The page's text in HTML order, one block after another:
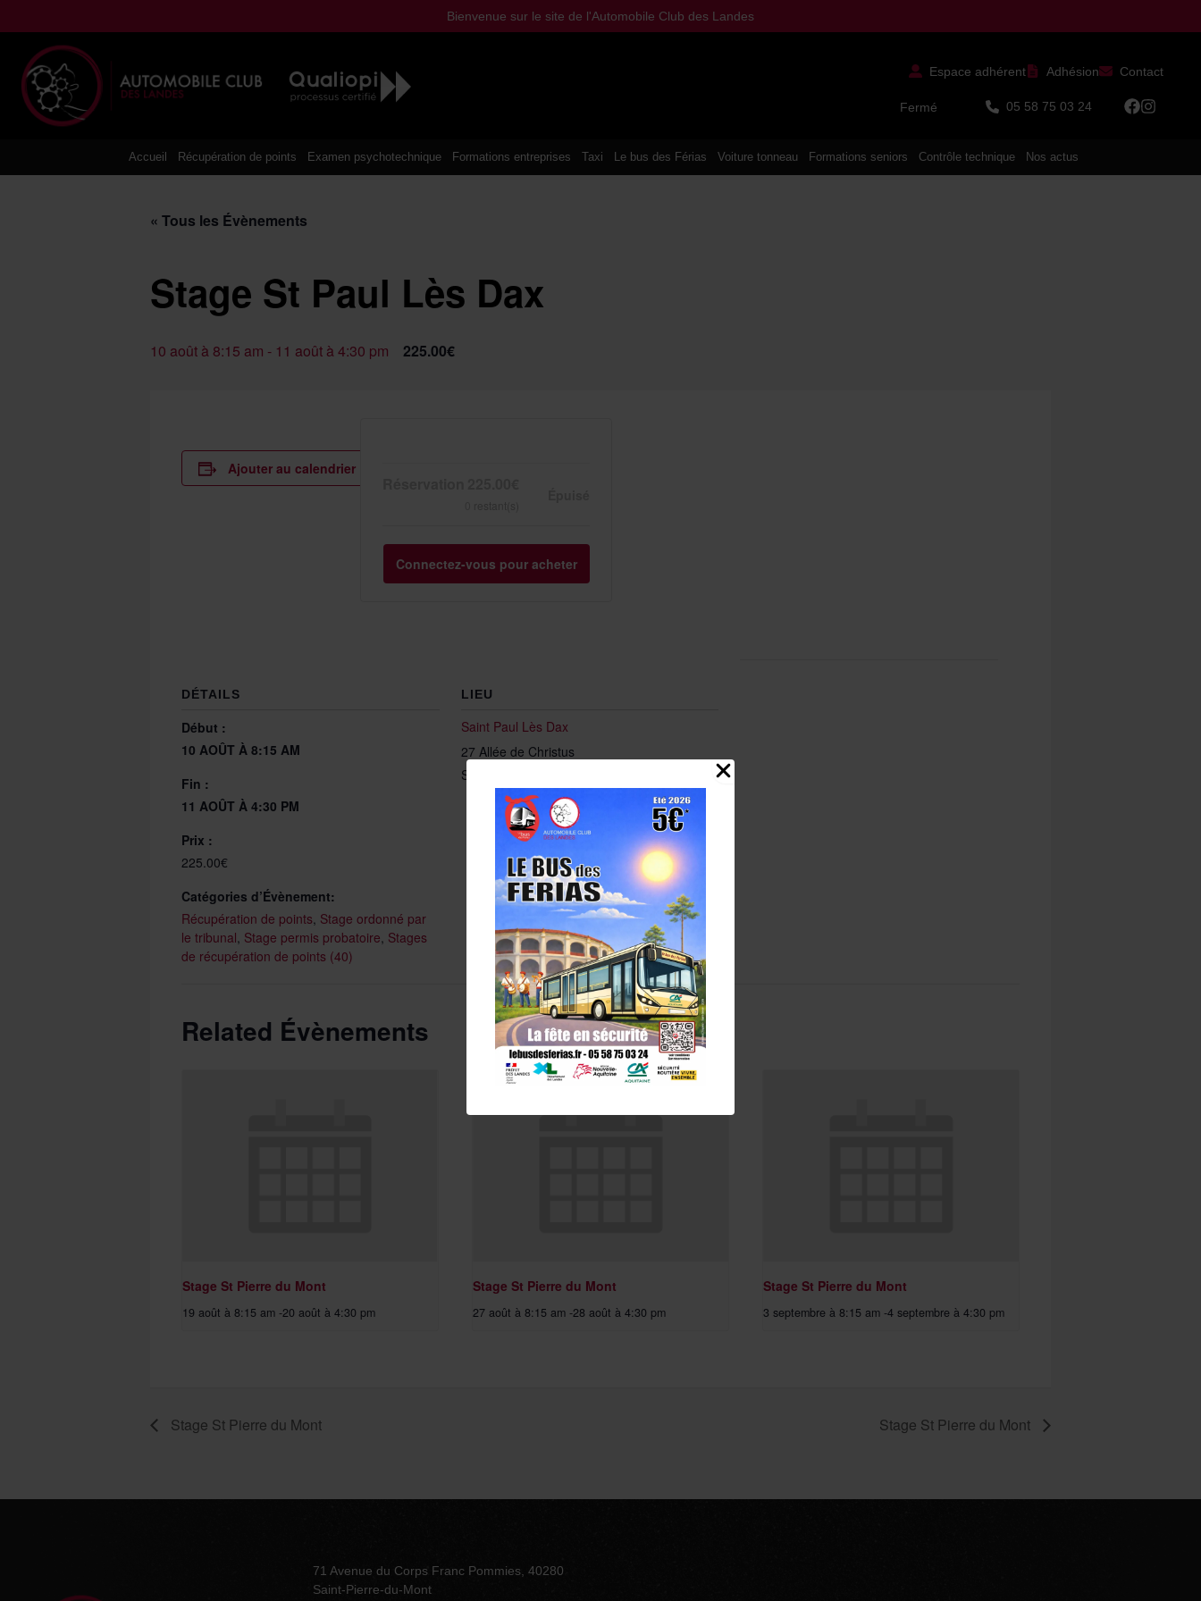
Bienvenue sur le site de l'Automobile Club des Landes
Espace adhérent Adhésion Contact
Fermé 05 58 75 03 24
Accueil Récupération de points Examen psychotechnique Formations entreprises Taxi Le bus des Férias Voiture tonneau Formations seniors Contrôle technique Nos actus
« Tous les Évènements
Stage St Paul Lès Dax
10 août à 8:15 am - 11 août à 4:30 pm 225.00€
Ajouter au calendrier
DÉTAILS
Début :
10 AOÛT À 8:15 AM
Fin :
11 AOÛT À 4:30 PM
Prix :
225.00€
Catégories d’Évènement:
Récupération de points, Stage ordonné par
le tribunal, Stage permis probatoire, Stages
de récupération de points (40)
LIEU
Saint Paul Lès Dax
27 Allée de Christus
Saint Paul Lès Dax
Connectez-vous pour acheter
Related Évènements
Stage St Pierre du Mont
19 août à 8:15 am -20 août à 4:30 pm
Stage St Pierre du Mont
27 août à 8:15 am -28 août à 4:30 pm
Stage St Pierre du Mont
3 septembre à 8:15 am -4 septembre à 4:30 pm
Stage St Pierre du Mont Stage St Pierre du Mont
71 Avenue du Corps Franc Pommies, 40280
Saint-Pierre-du-Mont